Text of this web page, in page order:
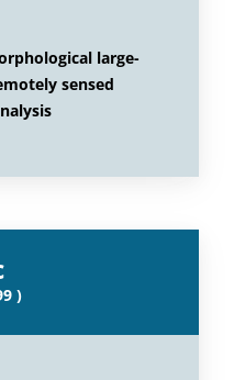
large-
sensed
)